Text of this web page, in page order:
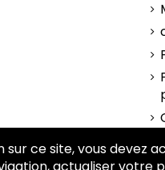
sur ce site, vous devez